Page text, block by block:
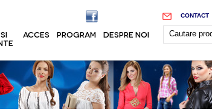
CONTACT
ACCES PROGRAM DESPRE NOI